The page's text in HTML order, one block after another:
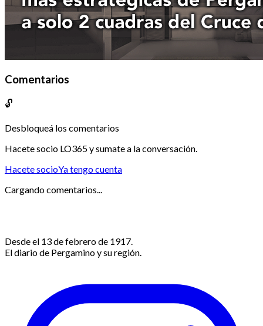
Comentarios
🔓
Desbloqueá los comentarios
Hacete socio LO365 y sumate a la conversación.
Hacete socioYa tengo cuenta
Cargando comentarios...
Desde el 13 de febrero de 1917.
El diario de Pergamino y su región.